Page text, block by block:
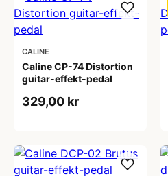
CALINE
Caline CP-74 Distortion
guitar-effekt-pedal
329,00 kr